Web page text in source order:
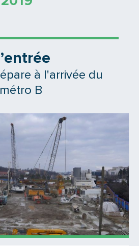
à l'arrivée du
B